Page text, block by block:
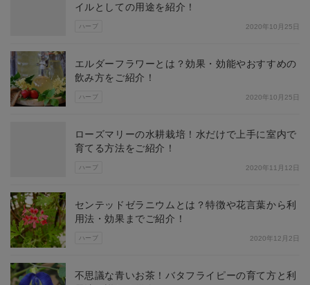
ハーブ
イルとしての用途を紹介！
2020年10月25日
ハーブ
エルダーフラワーとは？効果・効能やおすすめの
飲み方をご紹介！
2020年10月25日
ハーブ
ローズマリーの水耕栽培！水だけで上手に室内で
育てる方法をご紹介！
2020年11月12日
ハーブ
センテッドゼラニウムとは？特徴や花言葉から利
用法・効果までご紹介！
2020年12月2日
不思議な青いお茶！バタフライピーの育て方と利